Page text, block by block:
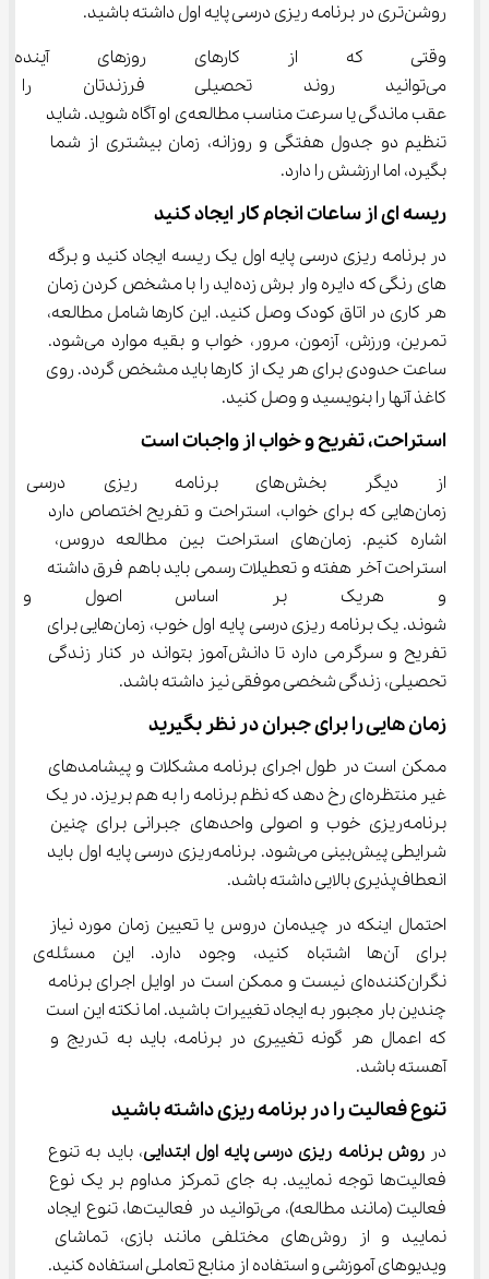
روشن‌تری در برنامه ریزی درسی پایه اول داشته باشید.
وقتی که از کارهای روزهای
می‌توانید روند تحصیلی
عقب‌ ماندگی یا سرعت مناسب مطالعه‌ی او آگاه شوید. شاید
تنظیم دو جدول هفتگی و روزانه، زمان بیشتری از شما
بگیرد، اما ارزشش را دارد.
ریسه ای از ساعات انجام کار ایجاد کنید
در برنامه ریزی درسی پایه اول یک ریسه ایجاد کنید و برگه
های رنگی که دایره وار برش زده‌اید را با مشخص کردن زمان
هر کاری در اتاق کودک وصل کنید. این کارها شامل مطالعه،
تمرین، ورزش، آزمون، مرور، خواب و بقیه موارد می‌شود.
ساعت حدودی برای هر یک از کارها باید مشخص گردد. روی
کاغذ آنها را بنویسید و وصل کنید.
استراحت، تفریح و خواب از واجبات است
از دیگر بخش‌های برنامه
زمان‌هایی که برای خواب، استراحت و تفریح اختصاص دارد
اشاره کنیم. زمان‌های استراحت بین مطالعه دروس،
استراحت آخر هفته و تعطیلات رسمی باید باهم فرق داشته
و هریک بر اساس اصول و
‌شوند. یک برنامه ریزی درسی‌ پایه اول خوب، زمان‌هایی برای
تفریح و سرگرمی دارد تا دانش‌آموز بتواند در کنار زندگی
تحصیلی، زندگی شخصی موفقی نیز داشته باشد.
زمان هایی را برای جبران در نظر بگیرید
ممکن است در طول اجرای برنامه مشکلات و پیشامدهای
غیر منتظره‌ای رخ‌ دهد که نظم برنامه را به هم بریزد. در یک
برنامه‌ریزی خوب و اصولی واحدهای جبرانی برای چنین
شرایطی پیش‌بینی می‌شود. برنامه‌ریزی درسی پایه اول باید
انعطاف‌پذیری بالایی داشته باشد.
احتمال اینکه در چیدمان دروس یا تعیین زمان مورد نیاز
برای آن‌ها اشتباه کنید، وجود دارد. این مسئله‌ی
نگران‌کننده‌ای نیست و ممکن است در اوایل اجرای برنامه
چندین بار مجبور به ایجاد تغییرات باشید. اما نکته این است
که اعمال هر گونه تغییری در برنامه، باید به تدریج و
آهسته باشد.
تنوع فعالیت را در برنامه ریزی داشته باشید
در روش برنامه ریزی درسی پایه اول ابتدایی، باید به تنوع
فعالیت‌ها توجه نمایید. به جای تمرکز مداوم بر یک نوع
فعالیت (مانند مطالعه)، می‌توانید در فعالیت‌ها، تنوع ایجاد
نمایید و از روش‌های مختلفی مانند بازی، تماشای
ویدیوهای آموزشی و استفاده از منابع تعاملی استفاده کنید.